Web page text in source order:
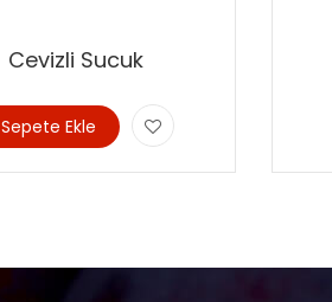
Cevizli Sucuk
Sepete Ekle